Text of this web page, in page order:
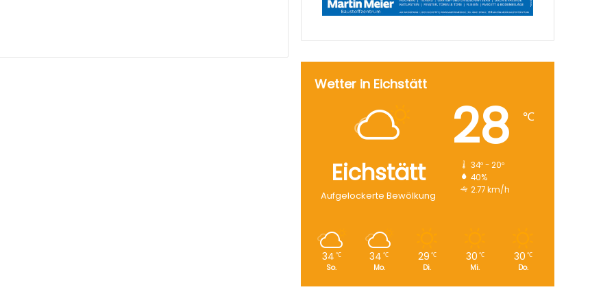
Wetter in Eichstätt
Eichstätt
Aufgelockerte Bewölkung
28 ℃
34º - 20º
40%
2.77 km/h
34 ℃
So.
34 ℃
Mo.
29 ℃
Di.
30 ℃
Mi.
30 ℃
Do.